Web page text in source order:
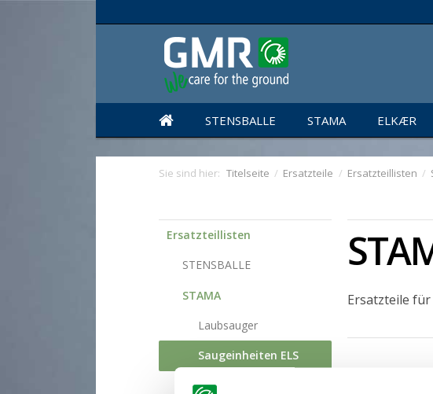
STENSBALLE STAMA ELKÆR
Sie sind hier: Titelseite / Ersatzteile / Ersatzteillisten /
Ersatzteillisten
STENSBALLE
STAMA
Laubsauger
Saugeinheiten ELS
Multisauger
Ersatzteile